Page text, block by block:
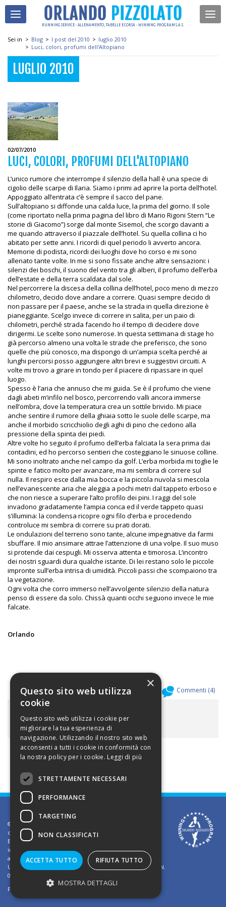
RUNNING SERVICE - ALLENAMENTO, TABELLE E CORSA - WINNING PROGRAM S.A.S.
Sei in > Blog > I post del 2010 > luglio 2010
> Luci, colori, profumi dell'Altopiano
LUGLIO 2010
02/07/2010
LUCI, COLORI, PROFUMI DELL'ALTOPIANO
L’unico rumore che interrompe il silenzio della hall è una specie di
cigolio delle scarpe di Ilaria. Siamo i primi ad aprire la porta dell’hotel.
Appoggiato all’entrata c’è sempre il sacco del pane.
Sull’altopiano si diffonde una calda luce, la prima del giorno. Il sole
(come riportato nella prima pagina del libro di Mario Rigoni Stern “Le
storie di Giacomo”) sorge dal monte Sisemol, che scorgo davanti a
me quando attraverso il piazzale dell’hotel. Su quella collina ci ho
abitato per sette anni. I ricordi di quel periodo li avverto ancora.
Memorie di podista, ricordi dei luoghi dove ho corso e mi sono
allenato tante volte. In me si sono fissate anche altre sensazioni: i
silenzi dei boschi, il suono del vento tra gli alberi, il profumo dell’erba
dell’estate e della terra scaldata dal sole.
Nel percorrere la discesa della collina dell’hotel, poco meno di mezzo
chilometro, decido dove andare a correre. Quasi sempre decido di
non passare per il paese, anche se la strada in quella direzione è
pianeggiante. Scelgo invece di correre in salita, per un paio di
chilometri, perché strada facendo ho il tempo di decidere dove
dirigermi. Le scelte sono numerose. In questa settimana di stage ho
già percorso almeno una volta le strade che preferisco, che sono
quelle che più conosco, ma dispongo di un’ampia scelta perché ai
lunghi percorsi posso aggiungere altri brevi e suggestivi circuiti. A
volte mi trovo a girare in tondo per il piacere di ripassare in quel
luogo.
Spesso è l’aria che annuso che mi guida. Se è il profumo che viene
dagli abeti m’infilo nel bosco, percorrendo valli ancora immerse
nell’ombra, dove la temperatura crea un sottile brivido. Mi piace
anche sentire il rumore della ghiaia sotto le suole delle scarpe, ma
anche il morbido scricchiolio degli aghi di pino che cedono alla
pressione della spinta dei piedi.
Altre volte ho seguito il profumo dell’erba falciata la sera prima dai
contadini, ed ho percorso sentieri che costeggiano le sinuose colline.
Mi sono inoltrato anche nel campo da golf. L’erba morbida mi toglie le
spinte e fatico molto per avanzare, ma mi sembra di correre sul
nulla. Il respiro esce dalla mia bocca e la piccola nuvola si mescola
nell’evanescente aria che aleggia a pochi metri dal tappeto erboso e
che non riesce a superare l’alto profilo dei pini. I raggi del sole
invadono gradatamente l’ampia conca ed il verde tappeto quasi
s’illumina: la condensa ricopre ogni filo d’erba e procedendo
controluce mi sembra di correre su prati dorati.
Le ondulazioni del terreno sono tante, alcune impegnative da farmi
sbuffare. Il mio ansimare attrae l’attenzione di una volpe. Il suo muso
si protende dai cespugli. Mi osserva attenta e timorosa. L’incontro
dei nostri sguardi dura qualche istante. Di lei restano solo le piccole
impronte sull’erba intrisa di umidità. Piccoli passi che scompaiono tra
la vegetazione.
Ogni volta che corro immerso nell’avvolgente silenzio della natura
penso di essere da solo. Chissà quanti occhi seguono invece le mie
falcate.
Orlando
Allegati ( Commenti (4)
ALLEGATI
©2002 Informativa sui diritti d'autore. Le informazioni
contenute in questo sito sono solo per uso privato.
E' vietato riprodurre o divulgare in qualsiasi forma le
informazioni contenute in questo sito, salvo previa
autorizzazione di Orlando Pizzolato
Ufficio del Registro delle Imprese di Vicenza - Iscrizione N.
03409260241 - REA N. VI-323302
Powered by
TWS
×
Questo sito web utilizza
cookie
Questo sito web utilizza i cookie per
migliorare la tua esperienza di
navigazione. Utilizzando il nostro sito web
acconsenti a tutti i cookie in conformità con
la nostra policy per i cookie. Leggi di più
STRETTAMENTE NECESSARI
PERFORMANCE
TARGETING
NON CLASSIFICATI
ACCETTA TUTTO RIFIUTA TUTTO
MOSTRA DETTAGLI